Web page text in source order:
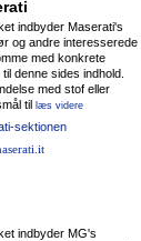
indbyder Maserati's
og andre interesserede
med konkrete
denne sides indhold.
med stof eller
til læs videre
sektionen
indbyder MG's